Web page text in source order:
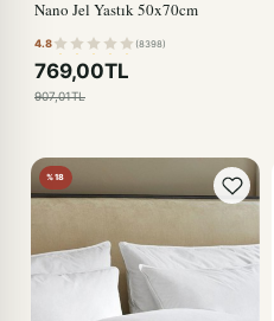
Nano Jel Yastık 50x70cm
4.8 (8398)
769,00TL
907,01TL
%18